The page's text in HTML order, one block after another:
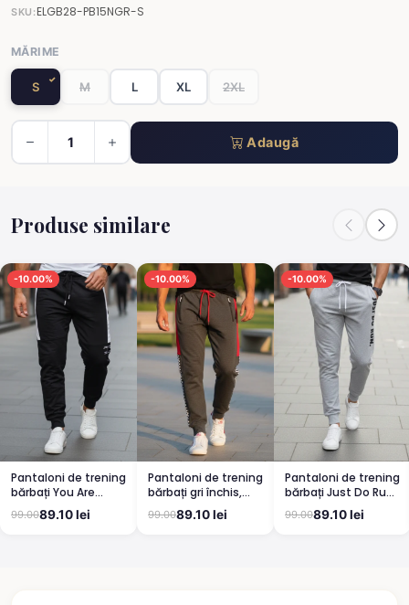
SKU:ELGB28-PB15NGR-S
MĂRIME
S M L XL 2XL
Adaugă
Produse similare
-10.00%
Pantaloni de trening
bărbați You Are
Stronger, negri
99.0089.10 lei
-10.00%
Pantaloni de trening
bărbați gri închis,
model șah cu detalii
roșii
99.0089.10 lei
-10.00%
Pantaloni de trening
bărbați Just Do Run,
gri deschis
99.0089.10 lei